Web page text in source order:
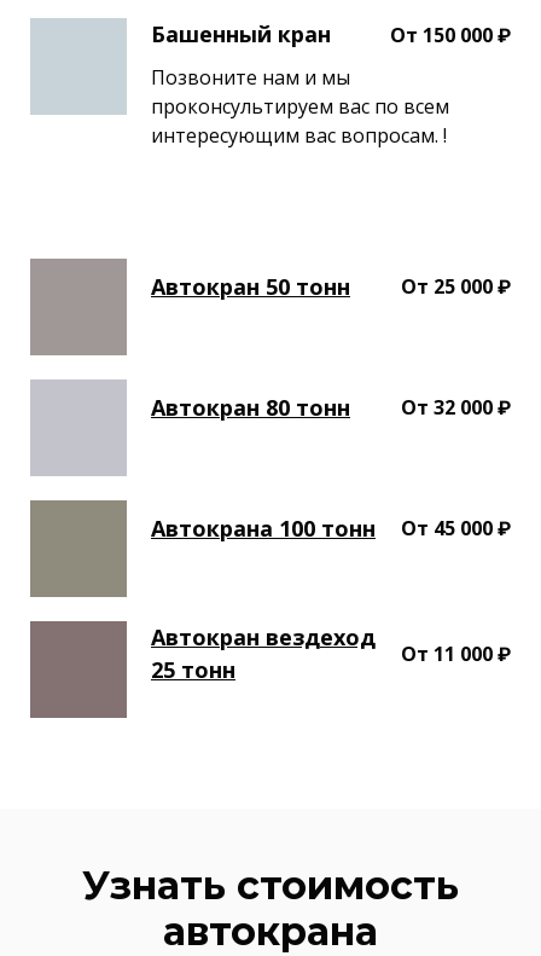
Башенный кран
От 150 000 ₽
Позвоните нам и мы
проконсультируем вас по всем
интересующим вас вопросам. !
Автокран 50 тонн От 25 000 ₽
Автокран 80 тонн От 32 000 ₽
Автокрана 100 тонн От 45 000 ₽
Автокран вездеход
25 тонн
От 11 000 ₽
Узнать стоимость
автокрана